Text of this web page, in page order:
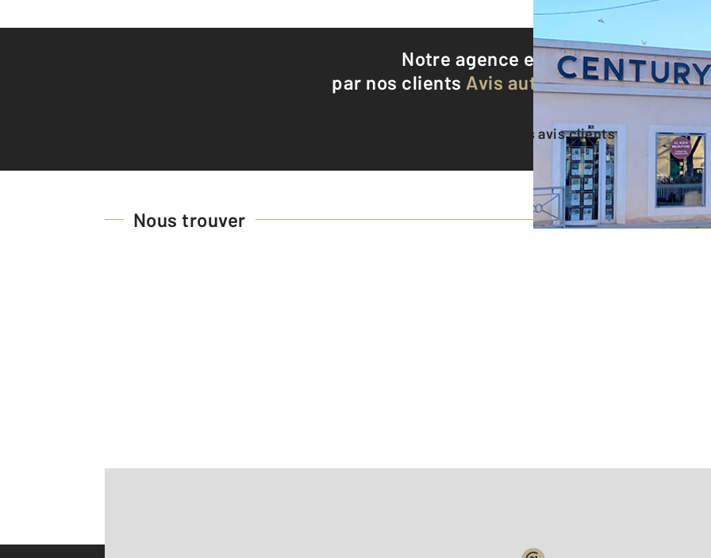
Notre agence est notée8,9/10
par nos clients Avis authentifiés par
Voir tous les avis clients
Nous trouver